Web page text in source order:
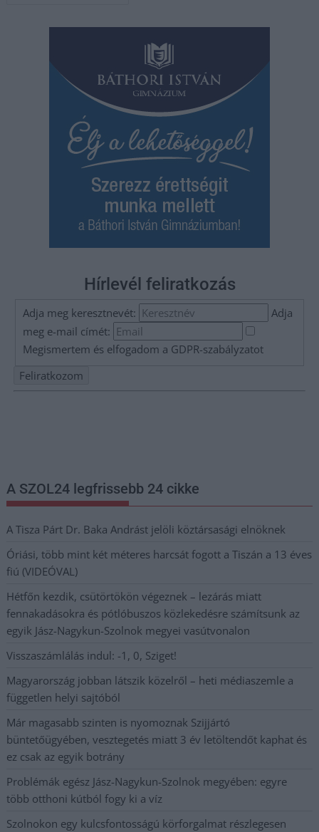
Hírlevél feliratkozás
Adja meg keresztnevét:
Adja
meg e-mail címét:
Megismertem és elfogadom a GDPR-szabályzatot
A SZOL24 legfrissebb 24 cikke
A Tisza Párt Dr. Baka Andrást jelöli köztársasági elnöknek
Óriási, több mint két méteres harcsát fogott a Tiszán a 13 éves
fiú (VIDEÓVAL)
Hétfőn kezdik, csütörtökön végeznek – lezárás miatt
fennakadásokra és pótlóbuszos közlekedésre számítsunk az
egyik Jász-Nagykun-Szolnok megyei vasútvonalon
Visszaszámlálás indul: -1, 0, Sziget!
Magyarország jobban látszik közelről – heti médiaszemle a
független helyi sajtóból
Már magasabb szinten is nyomoznak Szijjártó
büntetőügyében, vesztegetés miatt 3 év letöltendőt kaphat és
ez csak az egyik botrány
Problémák egész Jász-Nagykun-Szolnok megyében: egyre
több otthoni kútból fogy ki a víz
Szolnokon egy kulcsfontosságú körforgalmat részlegesen